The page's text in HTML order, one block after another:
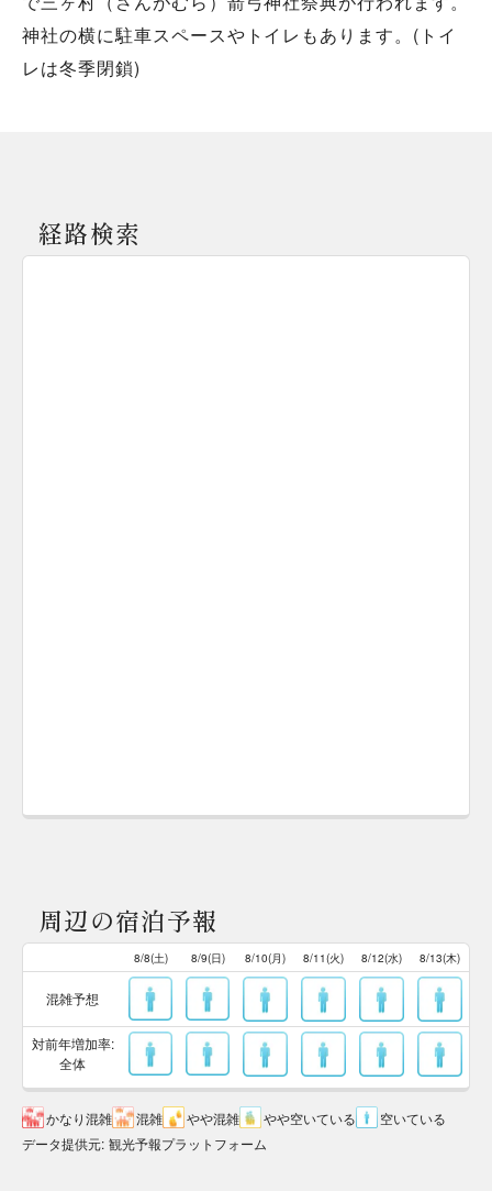
神社の横に駐車スペースやトイレもあります。(トイ
レは冬季閉鎖)
経路検索
周辺の宿泊予報
8/8(土) 8/9(日) 8/10(月) 8/11(火) 8/12(水) 8/13(木)
混雑予想
対前年増加率:
全体
かなり混雑 混雑 やや混雑 やや空いている
空いている
データ提供元: 観光予報プラットフォーム